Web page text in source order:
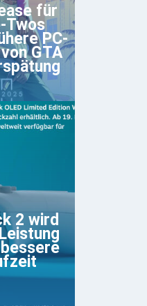
für
Twos
PC-
GTA
2 wird